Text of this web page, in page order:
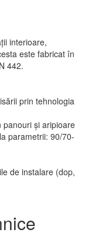
interioare,
este fabricat în
442.
prin tehnologia
panouri și aripioare
parametrii: 90/70-
de instalare (dop,